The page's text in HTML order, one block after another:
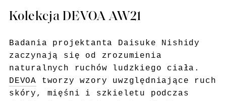
Kolekcja DEVOA AW21
Badania projektanta Daisuke Nishidy
zaczynają się od zrozumienia
naturalnych ruchów ludzkiego ciała.
DEVOA tworzy wzory uwzględniające ruch
skóry, mięśni i szkieletu podczas